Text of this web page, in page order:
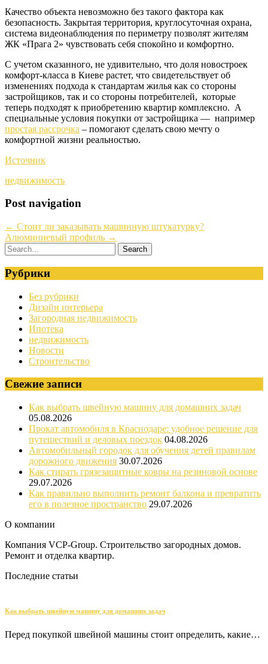
Качество объекта невозможно без такого фактора как
безопасность. Закрытая территория, круглосуточная охрана,
система видеонаблюдения по периметру позволят жителям
ЖК «Прага 2» чувствовать себя спокойно и комфортно.
С учетом сказанного, не удивительно, что доля новостроек
комфорт-класса в Киеве растет, что свидетельствует об
изменениях подхода к стандартам жилья как со стороны
застройщиков, так и со стороны потребителей, которые
теперь подходят к приобретению квартир комплексно. А
специальные условия покупки от застройщика — например
простая рассрочка – помогают сделать свою мечту о
комфортной жизни реальностью.
Источник
недвижимость
Post navigation
← Стоит ли заказывать машинную штукатурку?
Алюминиевый профиль →
Рубрики
Без рубрики
Дизайн интерьера
Загородная недвижимость
Ипотека
недвижимость
Новости
Строительство
Свежие записи
Как выбрать швейную машину для домашних задач
05.08.2026
Прокат автомобиля в Краснодаре: удобное решение для
путешествий и деловых поездок 04.08.2026
Автомобильный городок для обучения детей правилам
дорожного движения 30.07.2026
Как стирать грязезащитные ковры на резиновой основе
29.07.2026
Как правильно выполнить ремонт балкона и превратить
его в полезное пространство 29.07.2026
О компании
Компания VCP-Group. Строительство загородных домов.
Ремонт и отделка квартир.
Последние статьи
Как выбрать швейную машину для домашних задач
Перед покупкой швейной машины стоит определить, какие…